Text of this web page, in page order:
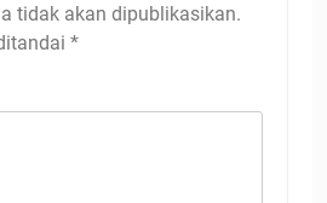
tidak akan dipublikasikan.
*